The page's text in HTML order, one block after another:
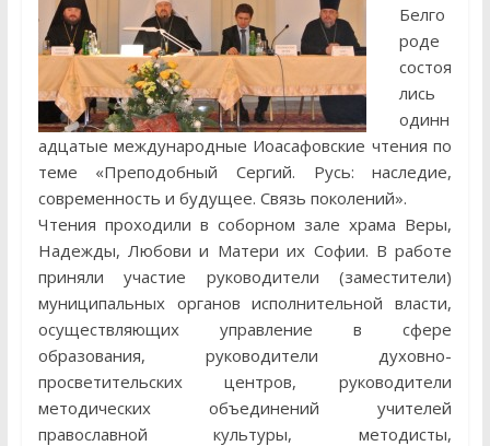
Белго
роде
состоя
лись
одинн
адцатые международные Иоасафовские чтения по
теме «Преподобный Сергий. Русь: наследие,
современность и будущее. Связь поколений».
Чтения проходили в соборном зале храма Веры,
Надежды, Любови и Матери их Софии. В работе
приняли участие руководители (заместители)
муниципальных органов исполнительной власти,
осуществляющих управление в сфере
образования, руководители духовно-
просветительских центров, руководители
методических объединений учителей
православной культуры, методисты,